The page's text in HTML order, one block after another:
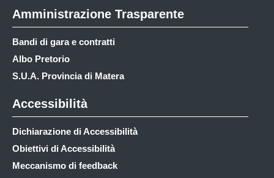
Amministrazione Trasparente
Bandi di gara e contratti
Albo Pretorio
S.U.A. Provincia di Matera
Accessibilità
Dichiarazione di Accessibilità
Obiettivi di Accessibilità
Meccanismo di feedback